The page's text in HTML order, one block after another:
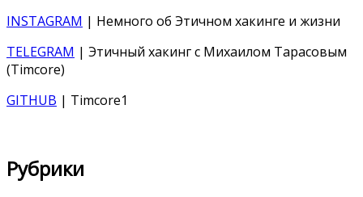
INSTAGRAM | Немного об Этичном хакинге и жизни
TELEGRAM | Этичный хакинг с Михаилом Тарасовым
(Timcore)
GITHUB | Timcore1
Рубрики